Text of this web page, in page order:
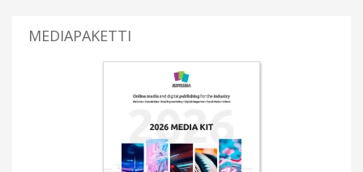
MEDIAPAKETTI